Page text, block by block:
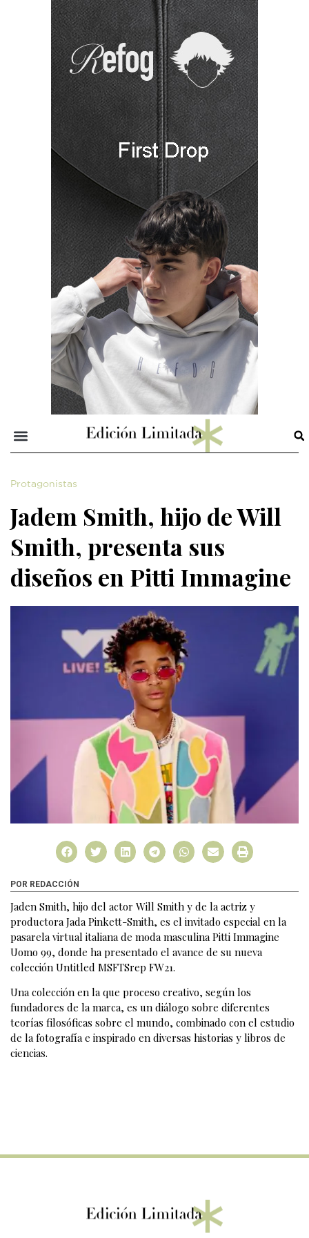
Protagonistas
Jadem Smith, hijo de Will
Smith, presenta sus
diseños en Pitti Immagine
POR REDACCIÓN
Jaden Smith, hijo del actor Will Smith y de la actriz y
productora Jada Pinkett-Smith, es el invitado especial en la
pasarela virtual italiana de moda masculina Pitti Immagine
Uomo 99, donde ha presentado el avance de su nueva
colección Untitled MSFTSrep FW21.
Una colección en la que proceso creativo, según los
fundadores de la marca, es un diálogo sobre diferentes
teorías filosóficas sobre el mundo, combinado con el estudio
de la fotografía e inspirado en diversas historias y libros de
ciencias.